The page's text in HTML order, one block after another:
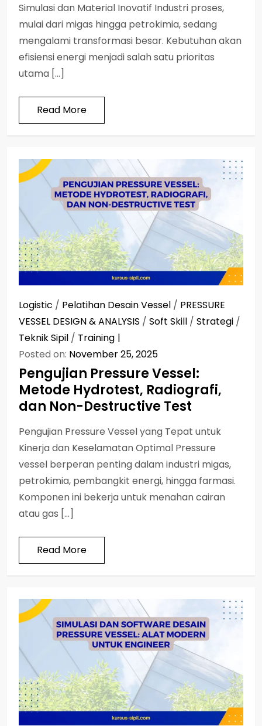
Simulasi dan Material Inovatif Industri proses,
mulai dari migas hingga petrokimia, sedang
mengalami transformasi besar. Kebutuhan akan
efisiensi energi menjadi salah satu prioritas
utama […]
Read More
Logistic / Pelatihan Desain Vessel / PRESSURE
VESSEL DESIGN & ANALYSIS / Soft Skill / Strategi /
Teknik Sipil / Training
Posted on: November 25, 2025
Pengujian Pressure Vessel:
Metode Hydrotest, Radiografi,
dan Non-Destructive Test
Pengujian Pressure Vessel yang Tepat untuk
Kinerja dan Keselamatan Optimal Pressure
vessel berperan penting dalam industri migas,
petrokimia, pembangkit energi, hingga farmasi.
Komponen ini bekerja untuk menahan cairan
atau gas […]
Read More